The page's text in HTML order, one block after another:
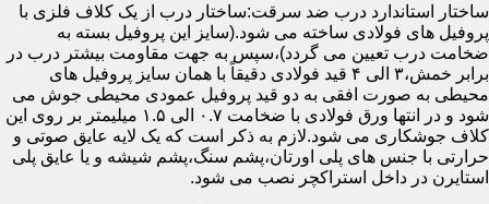
ساختار استاندارد درب ضد سرقت:ساختار درب از یک کلاف فلزی با
پروفیل های فولادی ساخته می شود.(سایز این پروفیل بسته به
ضخامت درب تعیین می گردد)،سپس به جهت مقاومت بیشتر درب در
برابر خمش،۳ الی ۴ قید فولادی دقیقاً با همان سایز پروفیل های
محیطی به صورت افقی به دو قید پروفیل عمودی محیطی جوش می
شود و در انتها ورق فولادی با ضخامت ۰.۷ الی ۱.۵ میلیمتر بر روی این
کلاف جوشکاری می شود.لازم به ذکر است که یک لایه عایق صوتی و
حرارتی با جنس های پلی اورتان،پشم سنگ،پشم شیشه و یا عایق پلی
استایرن در داخل استراکچر نصب می شود.